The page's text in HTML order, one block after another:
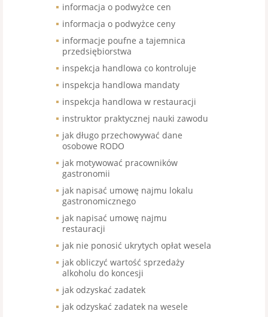
informacja o podwyżce cen
informacja o podwyżce ceny
informacje poufne a tajemnica
przedsiębiorstwa
inspekcja handlowa co kontroluje
inspekcja handlowa mandaty
inspekcja handlowa w restauracji
instruktor praktycznej nauki zawodu
jak długo przechowywać dane
osobowe RODO
jak motywować pracowników
gastronomii
jak napisać umowę najmu lokalu
gastronomicznego
jak napisać umowę najmu
restauracji
jak nie ponosić ukrytych opłat wesela
jak obliczyć wartość sprzedaży
alkoholu do koncesji
jak odzyskać zadatek
jak odzyskać zadatek na wesele